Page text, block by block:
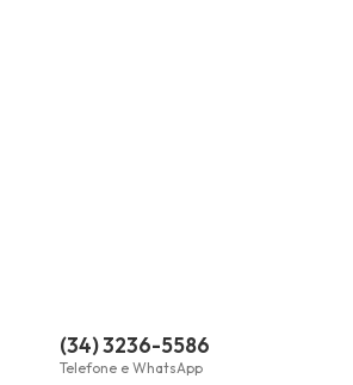
(34) 3236-5586
Telefone e WhatsApp